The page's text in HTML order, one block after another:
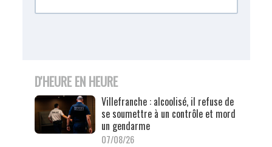
D'HEURE EN HEURE
Villefranche : alcoolisé, il refuse de
se soumettre à un contrôle et mord
un gendarme
07/08/26